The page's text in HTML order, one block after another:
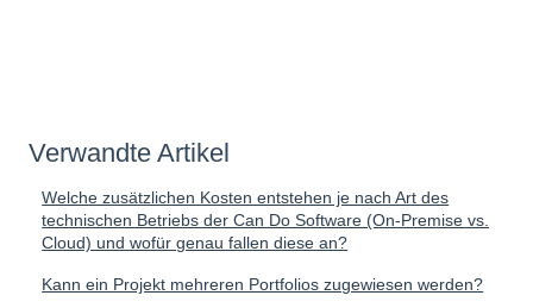
Verwandte Artikel
Welche zusätzlichen Kosten entstehen je nach Art des
technischen Betriebs der Can Do Software (On-Premise vs.
Cloud) und wofür genau fallen diese an?
Kann ein Projekt mehreren Portfolios zugewiesen werden?